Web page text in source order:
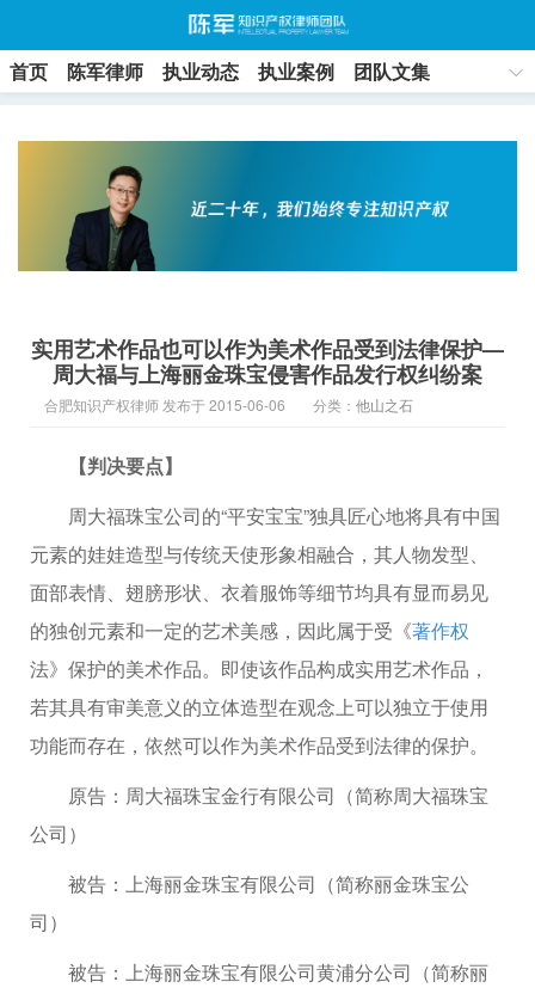
首页 陈军律师 执业动态 执业案例
团队文集
实用艺术作品也可以作为美术作品受到法律保护—
周大福与上海丽金珠宝侵害作品发行权纠纷案
合肥知识产权律师 发布于 2015-06-06 分类： 他山之石
【判决要点】
周大福珠宝公司的“平安宝宝”独具匠心地将具有中国
元素的娃娃造型与传统天使形象相融合，其人物发型、
面部表情、翅膀形状、衣着服饰等细节均具有显而易见
的独创元素和一定的艺术美感，因此属于受《著作权
法》保护的美术作品。即使该作品构成实用艺术作品，
若其具有审美意义的立体造型在观念上可以独立于使用
功能而存在，依然可以作为美术作品受到法律的保护。
原告：周大福珠宝金行有限公司（简称周大福珠宝
公司）
被告：上海丽金珠宝有限公司（简称丽金珠宝公
司）
被告：上海丽金珠宝有限公司黄浦分公司（简称丽